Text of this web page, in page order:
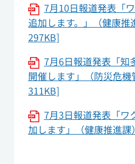
7月10日報道発表「
追加します。」（健康推
297KB]
7月6日報道発表「知
開催します」（防災危機
311KB]
7月3日報道発表「ワ
加します」（健康推進